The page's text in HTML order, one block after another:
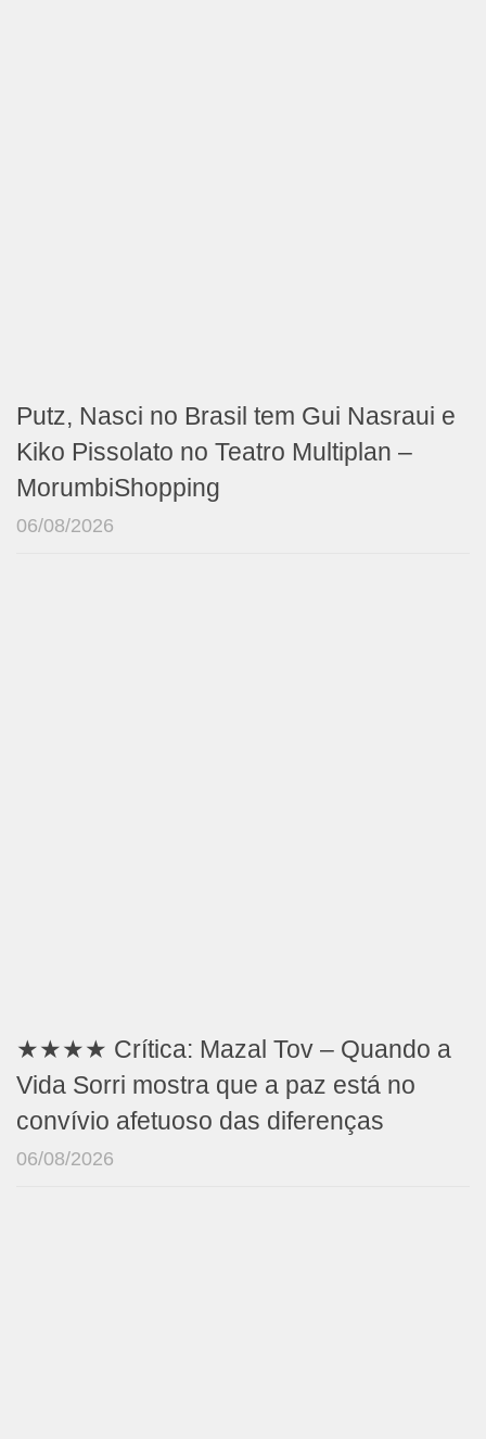
Putz, Nasci no Brasil tem Gui Nasraui e
Kiko Pissolato no Teatro Multiplan –
MorumbiShopping
06/08/2026
★★★★ Crítica: Mazal Tov – Quando a
Vida Sorri mostra que a paz está no
convívio afetuoso das diferenças
06/08/2026